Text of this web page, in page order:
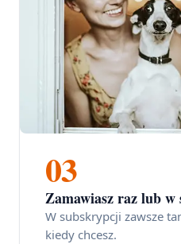
03
Zamawiasz raz lub
W subskrypcji zawsze
kiedy chcesz.